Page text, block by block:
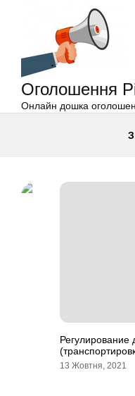
Оголошення
Онлайн дошка
Регулирование
13 Жовтня, 2021